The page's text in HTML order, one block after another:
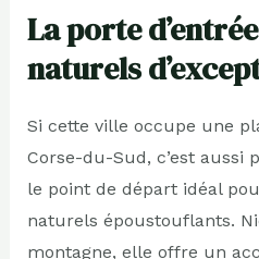
La porte
naturels
Si cette ville occupe une
Corse-du-Sud, c’est aussi
le point de départ idéal
naturels époustouflants.
montagne, elle offre un